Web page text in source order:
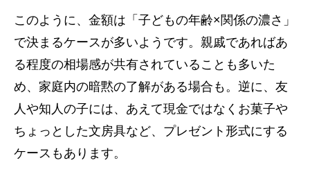
このように、金額は「子どもの年齢×関係の濃さ」
で決まるケースが多いようです。親戚であればあ
る程度の相場感が共有されていることも多いた
め、家庭内の暗黙の了解がある場合も。逆に、友
人や知人の子には、あえて現金ではなくお菓子や
ちょっとした文房具など、プレゼント形式にする
ケースもあります。